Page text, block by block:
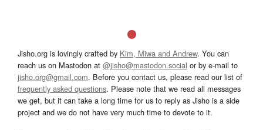
Jisho.org is lovingly crafted by Kim, Miwa and Andrew. You can
reach us on Mastodon at @jisho@mastodon.social or by e-mail to
jisho.org@gmail.com. Before you contact us, please read our list of
frequently asked questions. Please note that we read all messages
we get, but it can take a long time for us to reply as Jisho is a side
project and we do not have very much time to devote to it.